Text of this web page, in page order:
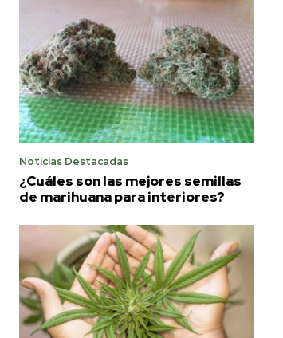
Noticias Destacadas
¿Cuáles son las mejores semillas
de marihuana para interiores?